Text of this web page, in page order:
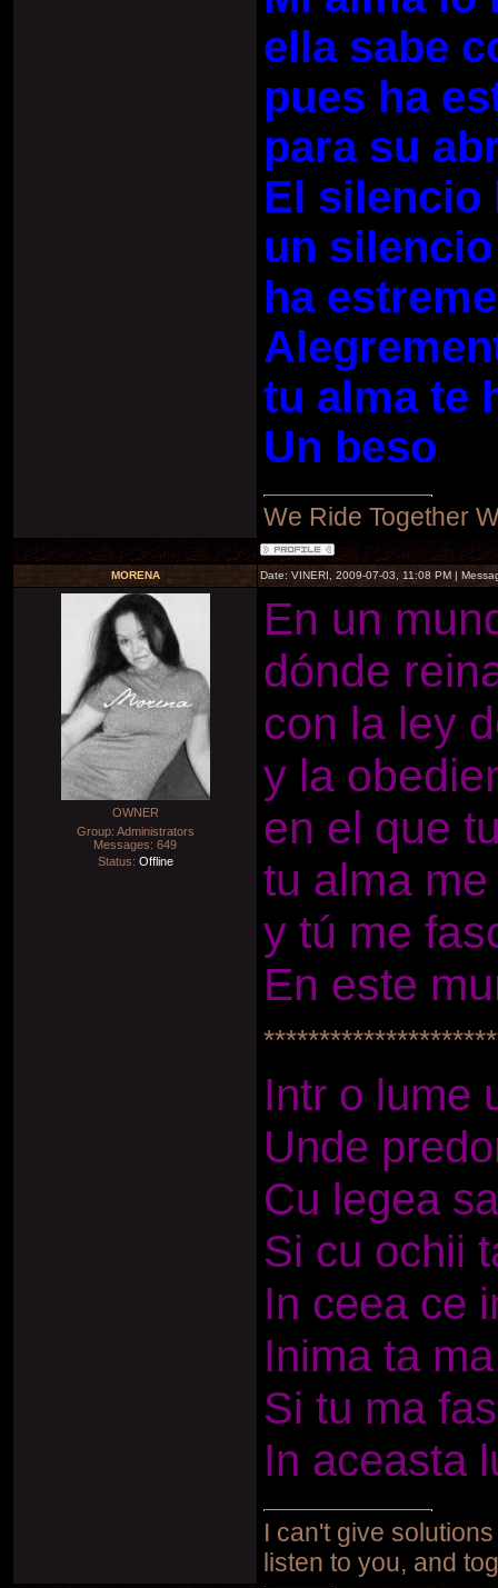
ella sabe
pues ha
para su
El silencio
un
ha
tu alma te
Un beso
We Ride Together
MORENA Date: VINERI, 2009-07-03, 11:08 PM |
OWNER
Group: Administrators
Messages: 649
Status: Offline
En un
dónde
con la ley
y la
en el que
tu alma
y tú me
En este
Intr o lume
Unde
Cu legea
Si cu ochii
In ceea ce
Inima ta
Si tu ma
In aceasta
I can't give
listen to you, and